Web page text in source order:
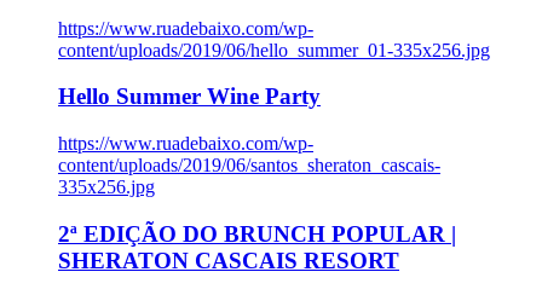
https://www.ruadebaixo.com/wp-
content/uploads/2019/06/hello_summer_01-335x256.jpg
Hello Summer Wine Party
https://www.ruadebaixo.com/wp-
content/uploads/2019/06/santos_sheraton_cascais-
335x256.jpg
2ª EDIÇÃO DO BRUNCH POPULAR |
SHERATON CASCAIS RESORT